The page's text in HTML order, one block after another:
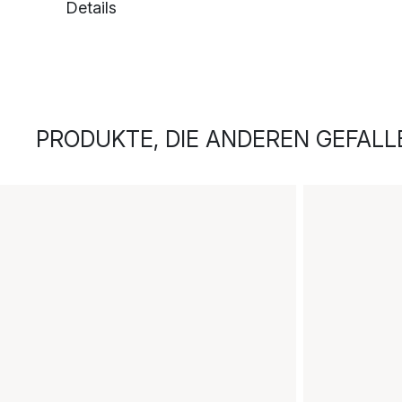
Details
PRODUKTE, DIE ANDEREN